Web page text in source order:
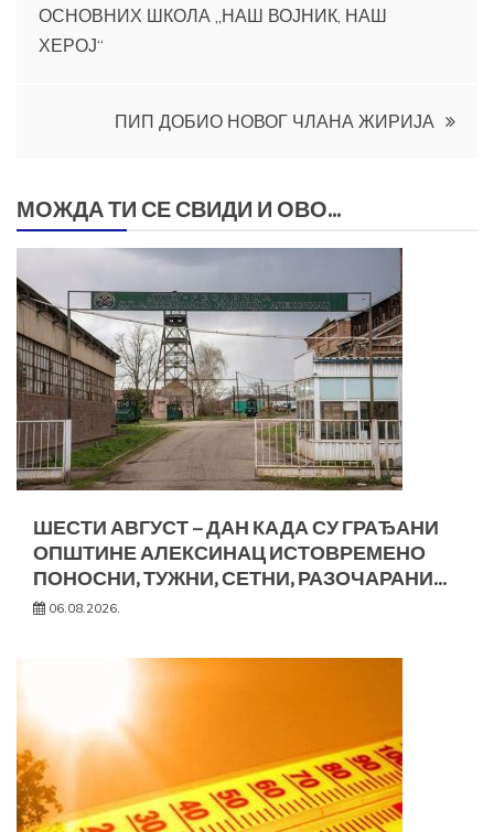
чланка
ОСНОВНИХ ШКОЛА „НАШ ВОЈНИК, НАШ
ХЕРОЈ“
ПИП ДОБИО НОВОГ ЧЛАНА ЖИРИЈА
МОЖДА ТИ СЕ СВИДИ И ОВО...
ШЕСТИ АВГУСТ – ДАН КАДА СУ ГРАЂАНИ
ОПШТИНЕ АЛЕКСИНАЦ ИСТОВРЕМЕНО
ПОНОСНИ, ТУЖНИ, СЕТНИ, РАЗОЧАРАНИ…
06.08.2026.